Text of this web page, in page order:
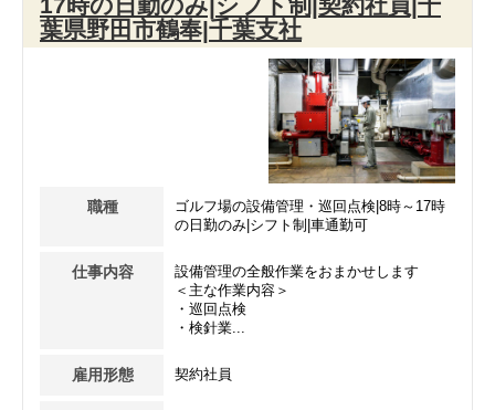
葉県野田市鶴奉|千葉支社
職種
ゴルフ場の設備管理・巡回点検|8時～17時
の日勤のみ|シフト制|車通勤可
仕事内容
設備管理の全般作業をおまかせします
＜主な作業内容＞
・巡回点検
・検針業...
雇用形態 契約社員